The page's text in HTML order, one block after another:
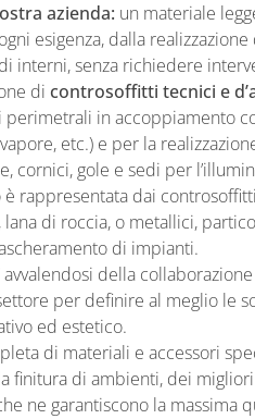
azienda: un materiale
esigenza, dalla
interni, senza richiedere
di controsoffitti tecnici e
in accoppiamento
etc.) e per la
cornici, gole e sedi per
rappresentata dai
di roccia, o metallici,
di impianti.
della
per definire al meglio le
ed estetico.
di materiali e accessori
finitura di ambienti, dei
ne garantiscono la massima